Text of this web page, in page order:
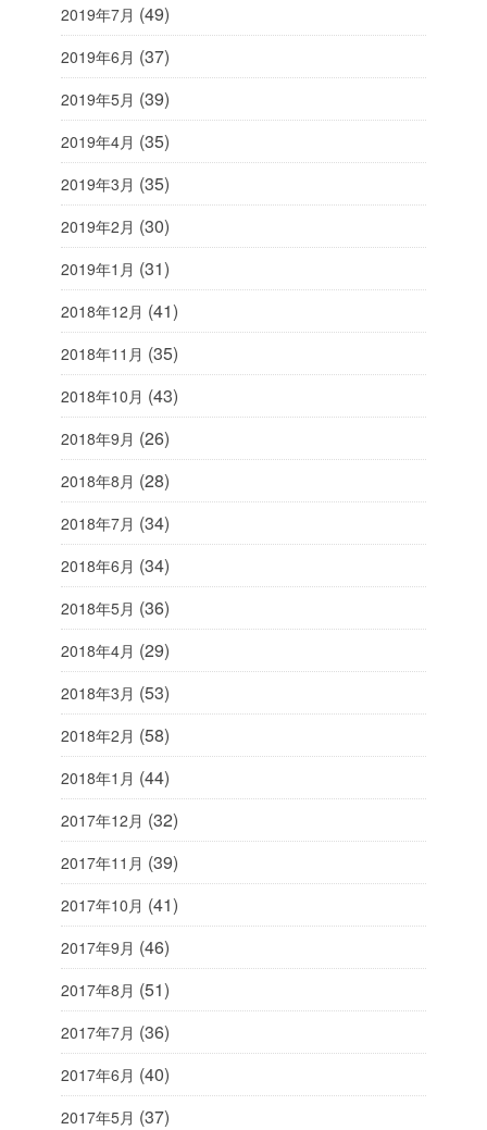
2019年7月 (49)
2019年6月 (37)
2019年5月 (39)
2019年4月 (35)
2019年3月 (35)
2019年2月 (30)
2019年1月 (31)
2018年12月 (41)
2018年11月 (35)
2018年10月 (43)
2018年9月 (26)
2018年8月 (28)
2018年7月 (34)
2018年6月 (34)
2018年5月 (36)
2018年4月 (29)
2018年3月 (53)
2018年2月 (58)
2018年1月 (44)
2017年12月 (32)
2017年11月 (39)
2017年10月 (41)
2017年9月 (46)
2017年8月 (51)
2017年7月 (36)
2017年6月 (40)
2017年5月 (37)